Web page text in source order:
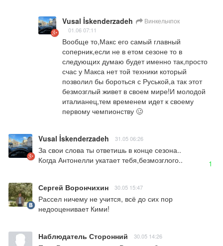
Vusal İskenderzadeh Винкельчпок
01.06 07:11
Вообще то,Макс его самый главный
соперник,если не в етом сезоне то в
следующих думаю будет именно так,просто
счас у Макса нет той техники который
позволил бы бороться с Руськой,а так этот
безмозглый живет в своем мире!И молодой
италианец,тем временем идет к своему
первому чемпионству 🥴
Vusal İskenderzadeh 31.05 06:26
За свои слова ты ответишь в конце сезона..
Когда Антонелли укатает тебя,безмозглого..
1
Сергей Ворончихин 30.05 15:47
Рассел ничему не учится, всё до сих пор
недооценивает Кими!
Наблюдатель Сторонний 30.05 14:26